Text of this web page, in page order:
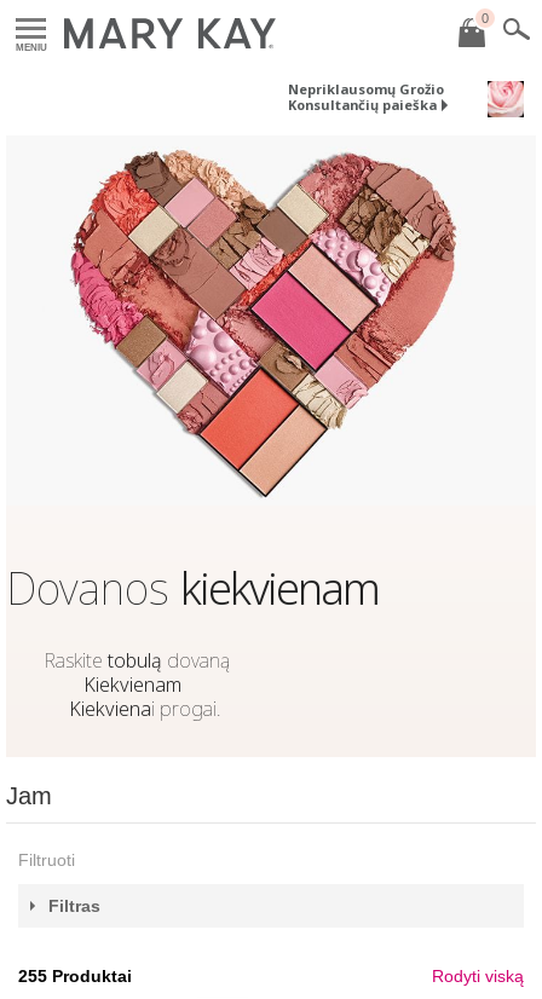
MENIU
0
Nepriklausomų Grožio
Konsultančių paieška
Dovanos kiekvienam
Raskitetobulą dovaną
Kiekvienam
Kiekvienai progai.
Jam
Filtruoti
Filtras
255 Produktai Rodyti viską